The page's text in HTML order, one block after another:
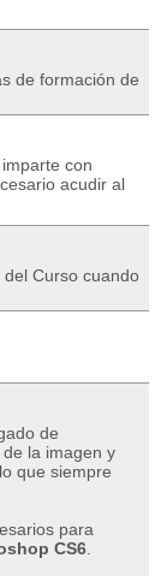
de formación de
con
acudir al
Curso cuando
de
de la imagen y
que siempre
para
CS6